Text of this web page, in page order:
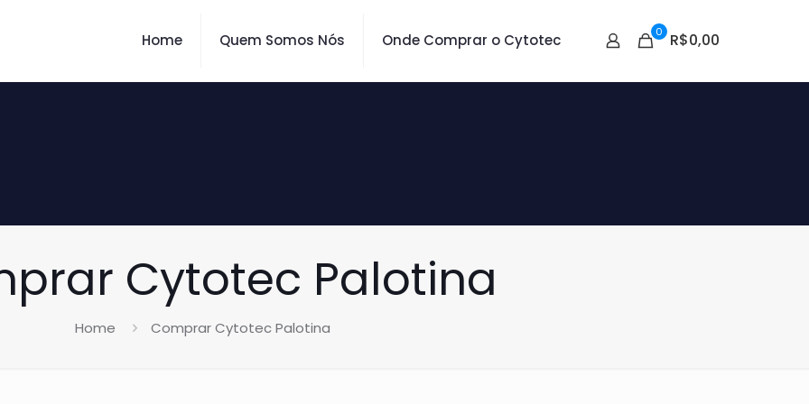
Home Quem Somos Nós Onde Comprar o Cytotec 0 R$0,00
Cytotec Palotina
Home Comprar Cytotec Palotina